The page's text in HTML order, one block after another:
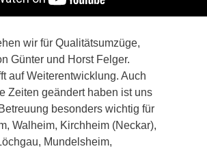
wir für Qualitätsumzüge,
Günter und Horst Felger.
auf Weiterentwicklung. Auch
Zeiten geändert haben ist uns
besonders wichtig für
Walheim, Kirchheim (Neckar),
Mundelsheim,